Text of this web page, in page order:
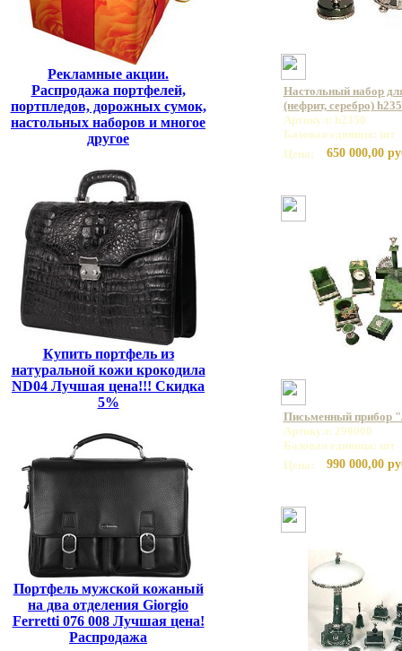
Рекламные акции.
Распродажа портфелей,
портпледов, дорожных сумок,
настольных наборов и многое
другое
Купить портфель из
натуральной кожи крокодила
ND04 Лучшая цена!!! Скидка
5%
Портфель мужской кожаный
на два отделения Giorgio
Ferretti 076 008 Лучшая цена!
Распродажа
Настольный набор
(нефрит, серебро)
Артикул: h2350
Базовая единица: шт
Цена:
650 000,00
Письменный прибор
Артикул: 290000
Базовая единица: шт
Цена:
990 000,00